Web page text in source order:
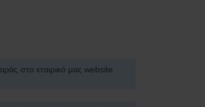
στο εταιρικό μας website